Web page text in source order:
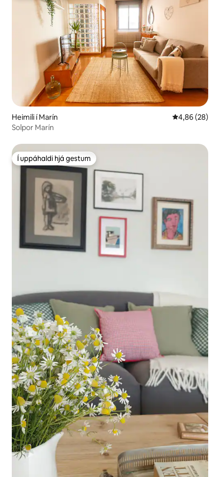
Heimili í Marín 4,86 af 5 í
4,86 (28)
Solpor Marín
Í uppáhaldi hjá gestum
Í uppáhaldi hjá gestum